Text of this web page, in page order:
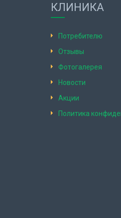
КЛИНИКА
Потребителю
Отзывы
Фотогалерея
Новости
Акции
Политика